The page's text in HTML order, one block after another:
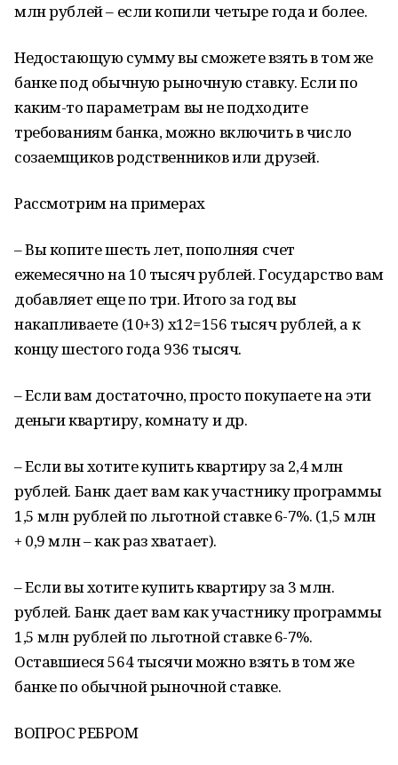
млн рублей – если копили четыре года и более.
Недостающую сумму вы сможете взять в том же
банке под обычную рыночную ставку. Если по
каким-то параметрам вы не подходите
требованиям банка, можно включить в число
созаемщиков родственников или друзей.
Рассмотрим на примерах
– Вы копите шесть лет, пополняя счет
ежемесячно на 10 тысяч рублей. Государство вам
добавляет еще по три. Итого за год вы
накапливаете (10+3) х12=156 тысяч рублей, а к
концу шестого года 936 тысяч.
– Если вам достаточно, просто покупаете на эти
деньги квартиру, комнату и др.
– Если вы хотите купить квартиру за 2,4 млн
рублей. Банк дает вам как участнику программы
1,5 млн рублей по льготной ставке 6-7%. (1,5 млн
+ 0,9 млн – как раз хватает).
– Если вы хотите купить квартиру за 3 млн.
рублей. Банк дает вам как участнику программы
1,5 млн рублей по льготной ставке 6-7%.
Оставшиеся 564 тысячи можно взять в том же
банке по обычной рыночной ставке.
ВОПРОС РЕБРОМ